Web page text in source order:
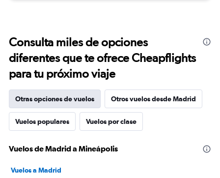
Consulta miles de opciones
diferentes que te ofrece Cheapflights
para tu próximo viaje
Otras opciones de vuelos Otros vuelos desde Madrid
Vuelos populares Vuelos por clase
Vuelos de Madrid a Mineápolis
Vuelos a Madrid